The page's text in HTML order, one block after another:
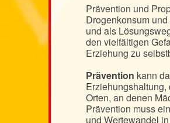
Prävention und
Drogenkonsum
und als
den vielfältigen
Erziehung zu
Prävention kann
Orten, an denen
Prävention muss
und Wertewandel